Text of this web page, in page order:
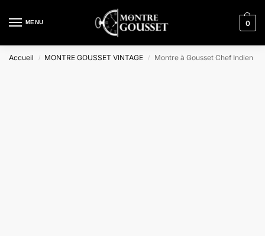
MENU 0
Accueil / MONTRE GOUSSET VINTAGE / Montre à Gousset Chef Indien